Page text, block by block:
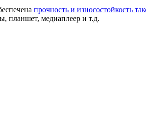
прочность и износостойкость
планшет, медиаплеер и т.д.